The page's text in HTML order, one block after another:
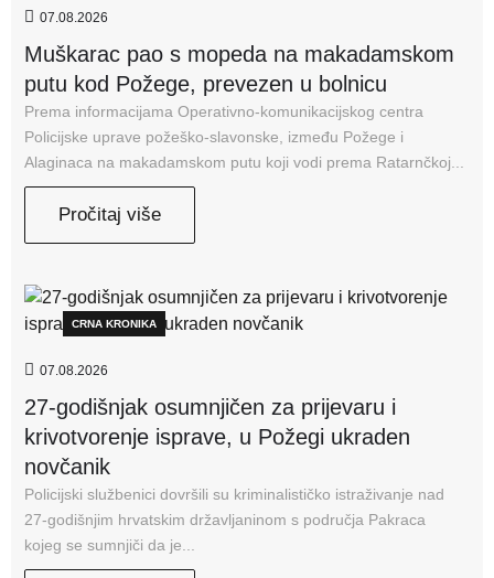
07.08.2026
Muškarac pao s mopeda na makadamskom
putu kod Požege, prevezen u bolnicu
Prema informacijama Operativno-komunikacijskog centra
Policijske uprave požeško-slavonske, između Požege i
Alaginaca na makadamskom putu koji vodi prema Ratarnčkoj...
Pročitaj više
CRNA KRONIKA
07.08.2026
27-godišnjak osumnjičen za prijevaru i
krivotvorenje isprave, u Požegi ukraden
novčanik
Policijski službenici dovršili su kriminalističko istraživanje nad
27-godišnjim hrvatskim državljaninom s područja Pakraca
kojeg se sumnjiči da je...